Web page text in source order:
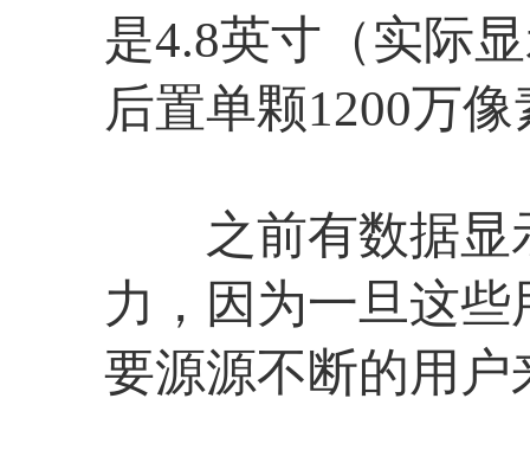
是4.8英寸（实际
后置单颗1200万
之前有数据显示
力，因为一旦这些
要源源不断的用